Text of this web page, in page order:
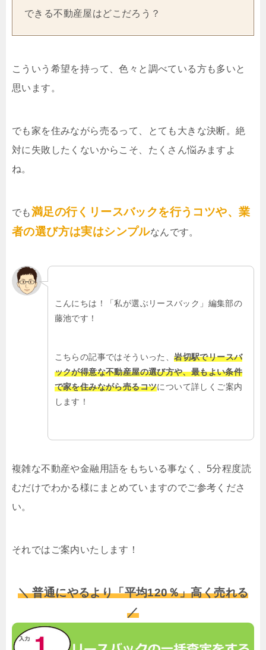
できる不動産屋はどこだろう？
こういう希望を持って、色々と調べている方も多いと
思います。
でも家を住みながら売るって、とても大きな決断。絶
対に失敗したくないからこそ、たくさん悩みますよ
ね。
でも満足の行くリースバックを行うコツや、業
者の選び方は実はシンプルなんです。
こんにちは！「私が選ぶリースバック」編集部の
藤池です！
こちらの記事ではそういった、岩切駅でリースバ
ックが得意な不動産屋の選び方や、最もよい条件
で家を住みながら売るコツについて詳しくご案内
します！
複雑な不動産や金融用語をもちいる事なく、5分程度読
むだけでわかる様にまとめていますのでご参考くださ
い。
それではご案内いたします！
＼ 普通にやるより「平均120％」高く売れる
／